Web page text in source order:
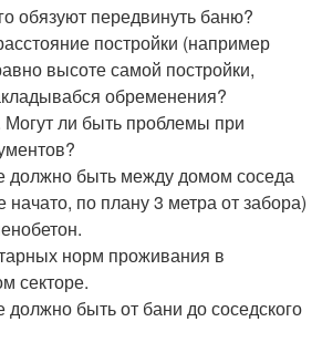
обязуют передвинуть баню?
постройки (например
высоте самой постройки,
обременения?
ли быть проблемы при
должно быть между домом соседа
начато, по плану 3 метра от забора)
норм проживания в
секторе.
должно быть от бани до соседского